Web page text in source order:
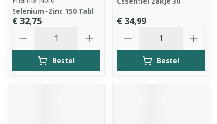
Selenium+Zinc 150 Tabl
€ 32,75
Bestel
€ 34,99
Bestel